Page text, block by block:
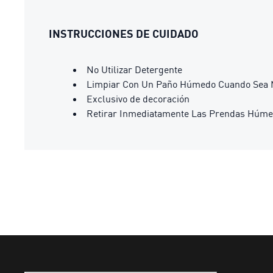
INSTRUCCIONES DE CUIDADO
No Utilizar Detergente
Limpiar Con Un Paño Húmedo Cuando Sea
Exclusivo de decoración
Retirar Inmediatamente Las Prendas